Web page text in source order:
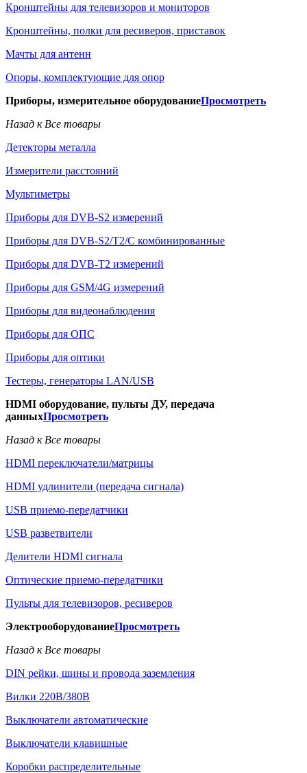
Кронштейны для телевизоров и мониторов
Кронштейны, полки для ресиверов, приставок
Мачты для антенн
Опоры, комплектующие для опор
Приборы, измерительное оборудованиеПросмотреть
Назад к Все товары
Детекторы металла
Измерители расстояний
Мультиметры
Приборы для DVB-S2 измерений
Приборы для DVB-S2/T2/C комбинированные
Приборы для DVB-T2 измерений
Приборы для GSM/4G измерений
Приборы для видеонаблюдения
Приборы для ОПС
Приборы для оптики
Тестеры, генераторы LAN/USB
HDMI оборудование, пульты ДУ, передача
данныхПросмотреть
Назад к Все товары
HDMI переключатели/матрицы
HDMI удлинители (передача сигнала)
USB приемо-передатчики
USB разветвители
Делители HDMI сигнала
Оптические приемо-передатчики
Пульты для телевизоров, ресиверов
ЭлектрооборудованиеПросмотреть
Назад к Все товары
DIN рейки, шины и провода заземления
Вилки 220В/380В
Выключатели автоматические
Выключатели клавишные
Коробки распределительные